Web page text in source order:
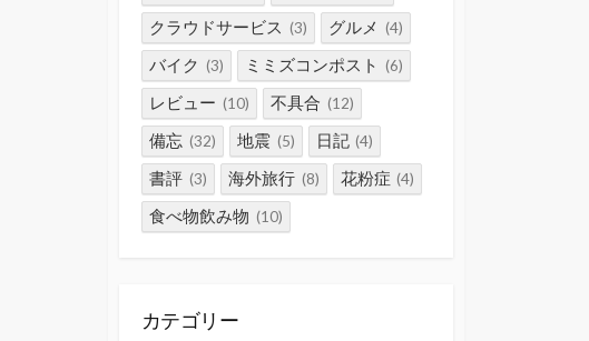
クラウドサービス (3) グルメ (4)
バイク (3) ミミズコンポスト (6)
レビュー (10) 不具合 (12)
備忘 (32) 地震 (5) 日記 (4)
書評 (3) 海外旅行 (8) 花粉症 (4)
食べ物飲み物 (10)
カテゴリー